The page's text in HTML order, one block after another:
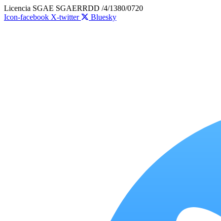
Ir
al
Licencia SGAE SGAERRDD /4/1380/0720
Icon-facebook X-twitter Bluesky